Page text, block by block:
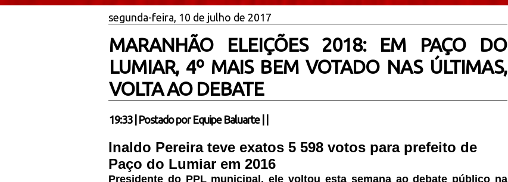
segunda-feira, 10 de julho de 2017
MARANHÃO ELEIÇÕES 2018: EM PAÇO DO
LUMIAR, 4º MAIS BEM VOTADO NAS ÚLTIMAS,
VOLTA AO DEBATE
19:33| Postado por Equipe Baluarte
Inaldo Pereira teve exatos 5 598 votos para prefeito de
Paço do Lumiar em 2016
Presidente do PPL municipal, ele voltou esta semana ao debate público na